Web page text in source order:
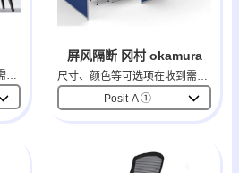
尺寸、颜色等可选项在收到需求后回复
屏风隔断 冈村 okamura
尺寸、颜色等可选项在收到需求后回复
Posit-A ①